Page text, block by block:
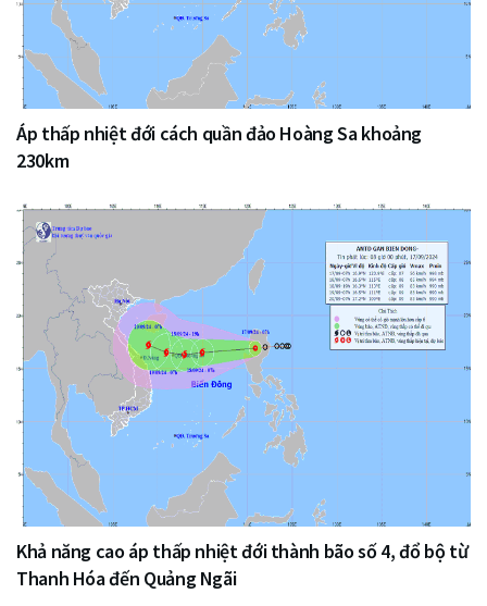
Áp thấp nhiệt đới cách quần đảo Hoàng Sa khoảng
230km
Khả năng cao áp thấp nhiệt đới thành bão số 4, đổ bộ từ
Thanh Hóa đến Quảng Ngãi